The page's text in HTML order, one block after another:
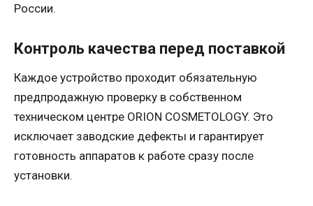
России.
Контроль качества перед поставкой
Каждое устройство проходит обязательную
предпродажную проверку в собственном
техническом центре ORION COSMETOLOGY. Это
исключает заводские дефекты и гарантирует
готовность аппаратов к работе сразу после
установки.